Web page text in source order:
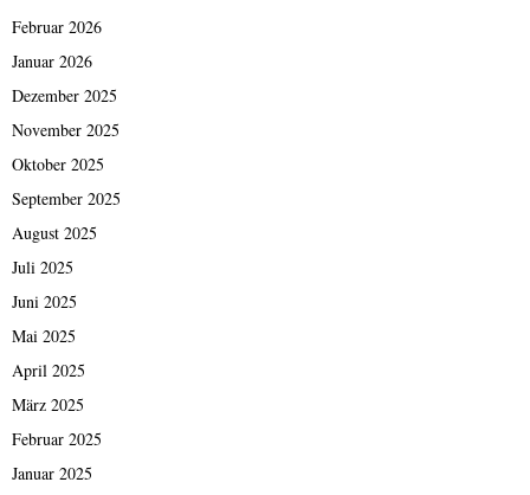
Februar 2026
Januar 2026
Dezember 2025
November 2025
Oktober 2025
September 2025
August 2025
Juli 2025
Juni 2025
Mai 2025
April 2025
März 2025
Februar 2025
Januar 2025